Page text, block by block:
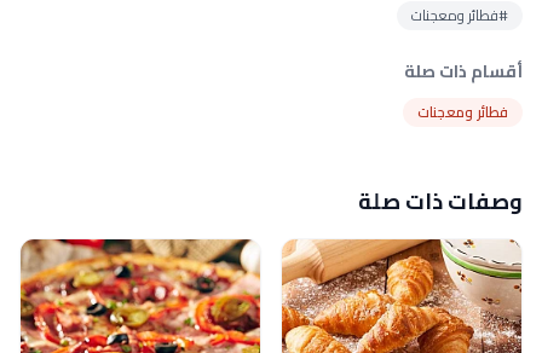
#فطائر ومعجنات
أقسام ذات صلة
فطائر ومعجنات
وصفات ذات صلة